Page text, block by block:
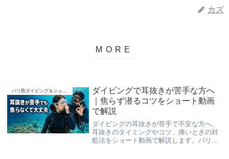
カズ
バリ島ダイビング＆シュノーケリング
ダイビングで耳抜きが苦手な方へ
｜焦らず潜るコツをショート動画
で解説
ダイビングの耳抜きが苦手で不安な方へ。
耳抜きのタイミングやコツ、痛いときの対
処法をショート動画で解説します。バリ島